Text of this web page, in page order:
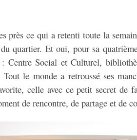
près ce qui a retenti toute la
quartier. Et oui, pour sa
Centre Social et Culturel,
le monde a retroussé ses
celle avec ce petit secret de
de rencontre, de partage et de